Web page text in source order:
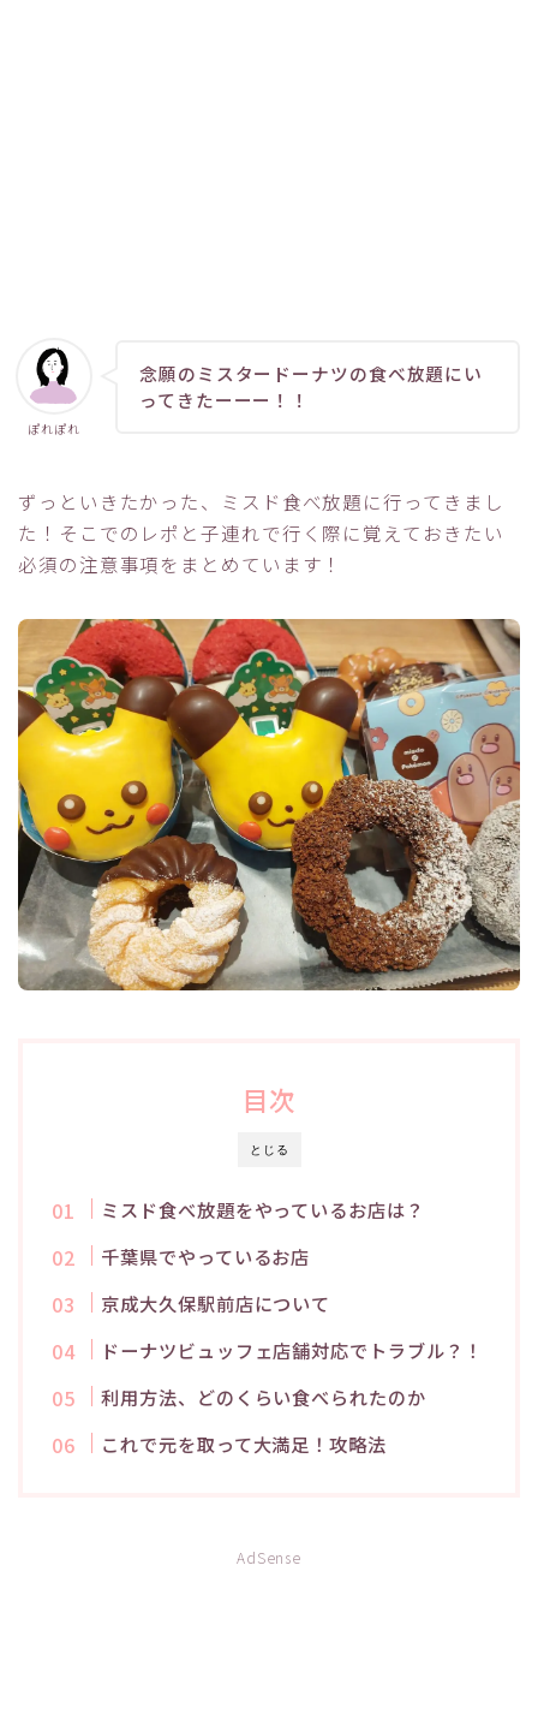
ぽれぽれ
念願のミスタードーナツの食べ放題にい
ってきたーーー！！
ずっといきたかった、ミスド食べ放題に行ってきまし
た！そこでのレポと子連れで行く際に覚えておきたい
必須の注意事項をまとめています！
とじる
目次
ミスド食べ放題をやっているお店は？
千葉県でやっているお店
京成大久保駅前店について
ドーナツビュッフェ店舗対応でトラブル？！
利用方法、どのくらい食べられたのか
これで元を取って大満足！攻略法
AdSense